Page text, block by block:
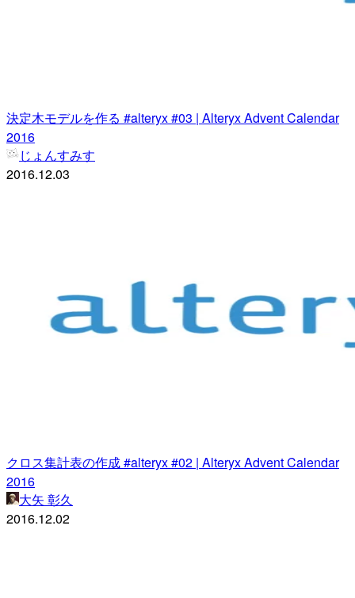
決定木モデルを作る #alteryx #03 | Alteryx Advent Calendar
2016
じょんすみす
2016.12.03
クロス集計表の作成 #alteryx #02 | Alteryx Advent Calendar
2016
大矢 彰久
2016.12.02